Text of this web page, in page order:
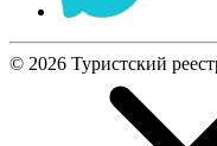
© 2026 Туристский